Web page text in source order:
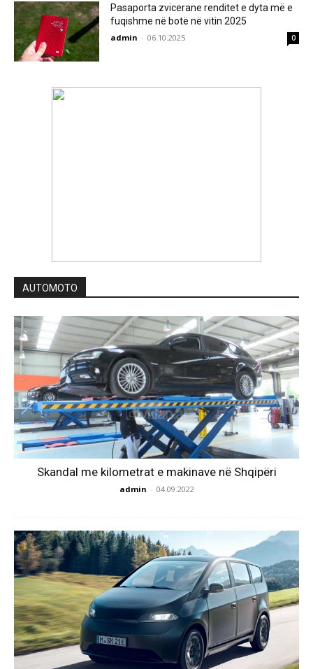
Pasaporta zvicerane renditet e dyta më e
fuqishme në botë në vitin 2025
admin - 06.10.2025 0
AUTOMOTO
Skandal me kilometrat e makinave në Shqipëri
admin - 04.09.2022